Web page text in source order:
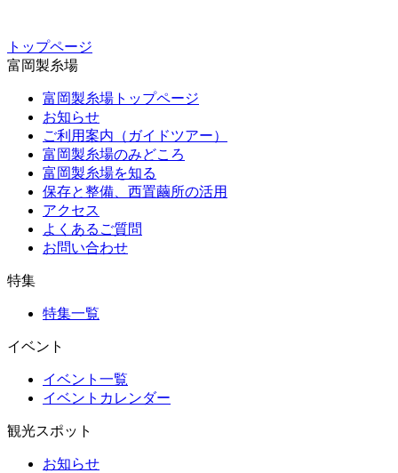
トップページ
富岡製糸場
富岡製糸場トップページ
お知らせ
ご利用案内（ガイドツアー）
富岡製糸場のみどころ
富岡製糸場を知る
保存と整備、西置繭所の活用
アクセス
よくあるご質問
お問い合わせ
特集
特集一覧
イベント
イベント一覧
イベントカレンダー
観光スポット
お知らせ